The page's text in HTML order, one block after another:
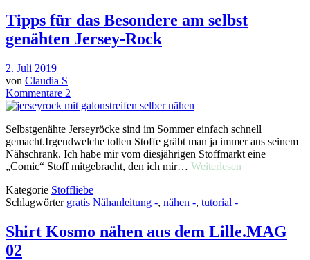
Tipps für das Besondere am selbst
genähten Jersey-Rock
2. Juli 2019
von Claudia S
Kommentare 2
Selbstgenähte Jerseyröcke sind im Sommer einfach schnell
gemacht.Irgendwelche tollen Stoffe gräbt man ja immer aus seinem
Nähschrank. Ich habe mir vom diesjährigen Stoffmarkt eine
„Comic“ Stoff mitgebracht, den ich mir… Weiterlesen
Kategorie Stoffliebe
Schlagwörter gratis Nähanleitung -, nähen -, tutorial -
Shirt Kosmo nähen aus dem Lille.MAG
02